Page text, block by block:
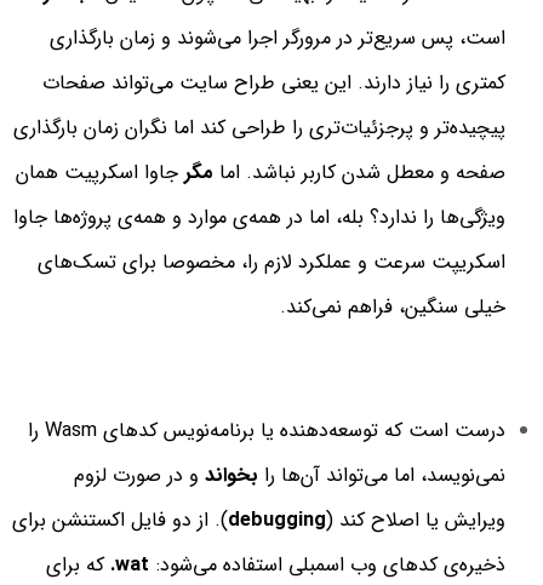
است، پس سریع‌تر در مرورگر اجرا می‌شوند و زمان بارگذاری
کمتری را نیاز دارند. این یعنی طراح سایت می‌تواند صفحات
پیچیده‌تر و پرجزئیات‌تری را طراحی کند اما نگران زمان بارگذاری
صفحه و معطل‌ شدن کاربر نباشد. اما مگرجاوا اسکرپیت همان
ویژگی‌ها را ندارد؟ بله، اما در همه‌ی موارد و همه‌ی پروژه‌ها جاوا
اسکریپت سرعت و عملکرد لازم را، مخصوصا برای تسک‌های
خیلی سنگین، فراهم نمی‌کند.
درست است که توسعه‌دهنده یا برنامه‌نویس کدهای Wasm را
نمی‌نویسد، اما می‌تواند آن‌ها را بخواند و در صورت لزوم
ویرایش یا اصلاح کند (debugging). از دو فایل اکستنشن برای
ذخیره‌ی کدهای وب اسمبلی استفاده می‌شود: wat. که برای